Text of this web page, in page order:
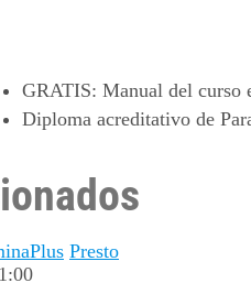
GRATIS: Manual del curso
Diploma acreditativo de
Presto